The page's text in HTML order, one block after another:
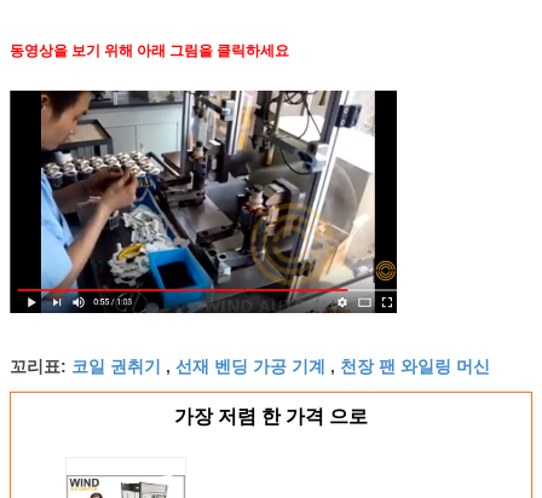
동영상을 보기 위해 아래 그림을 클릭하세요
꼬리표: 코일 권취기 , 선재 벤딩 가공 기계 , 천장 팬 와일링 머신
가장 저렴 한 가격 으로